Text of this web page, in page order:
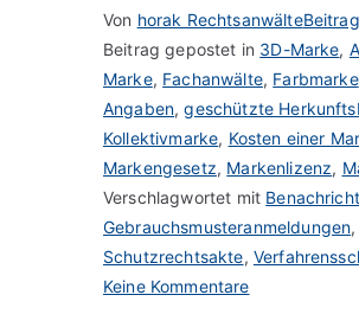
Von horak Rechtsanwälte
Beitrag gepostet in 3D-Marke,
Marke, Fachanwälte, Farbmarke
Angaben,geschützte
Kollektivmarke, Kosten einer
Markengesetz, Markenlizenz,
Verschlagwortet mit
Gebrauchsmusteranmeldungen,
Schutzrechtsakte,
Keine Kommentarezu